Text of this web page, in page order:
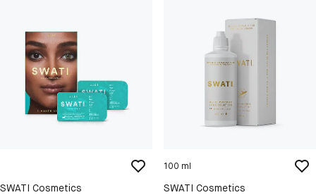
SWATI Cosmetics
100 ml
SWATI Cosmetics